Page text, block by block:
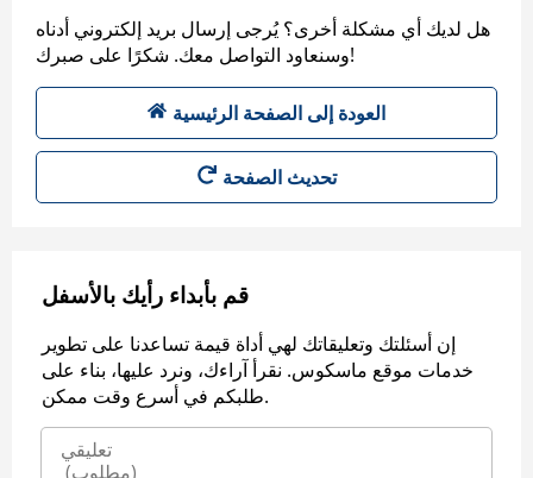
هل لديك أي مشكلة أخرى؟ يُرجى إرسال بريد إلكتروني أدناه
وسنعاود التواصل معك. شكرًا على صبرك!
العودة إلى الصفحة الرئيسية
تحديث الصفحة
قم بأبداء رأيك بالأسفل
إن أسئلتك وتعليقاتك لهي أداة قيمة تساعدنا على تطوير
خدمات موقع ماسكوس. نقرأ آراءك، ونرد عليها، بناء على
طلبكم في أسرع وقت ممكن.